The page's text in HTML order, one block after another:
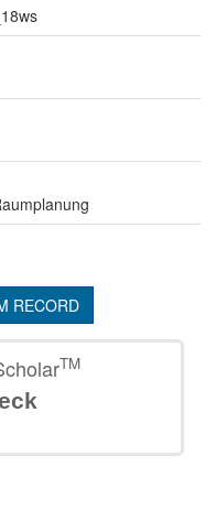
RECORD
TM